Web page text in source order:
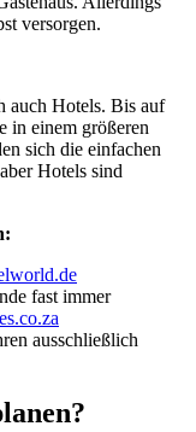
versorgen.
auch Hotels. Bis auf
in einem größeren
sich die einfachen
Hotels sind
fast immer
ausschließlich